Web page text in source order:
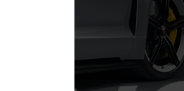
มากกว่า 1 ใ
รถยนต์ทั้งปร